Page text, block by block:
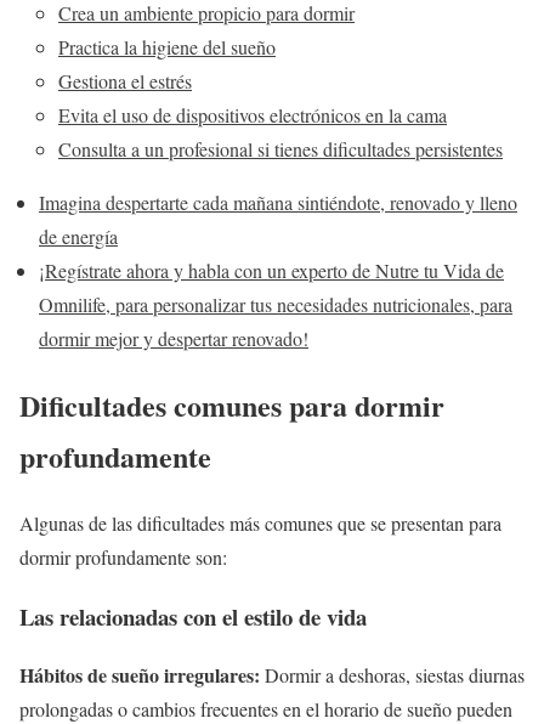
Crea un ambiente propicio para dormir
Practica la higiene del sueño
Gestiona el estrés
Evita el uso de dispositivos electrónicos en la cama
Consulta a un profesional si tienes dificultades persistentes
Imagina despertarte cada mañana sintiéndote, renovado y lleno
de energía
¡Regístrate ahora y habla con un experto de Nutre tu Vida de
Omnilife, para personalizar tus necesidades nutricionales, para
dormir mejor y despertar renovado!
Dificultades comunes para dormir
profundamente
Algunas de las dificultades más comunes que se presentan para
dormir profundamente son:
Las relacionadas con el estilo de vida
Hábitos de sueño irregulares: Dormir a deshoras, siestas diurnas
prolongadas o cambios frecuentes en el horario de sueño pueden